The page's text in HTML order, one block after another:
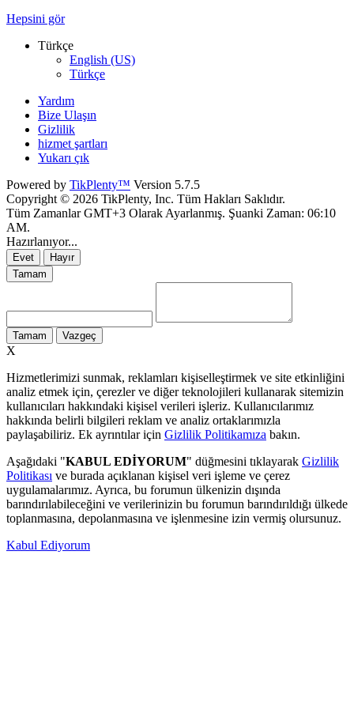
Hepsini gör
Türkçe
English (US)
Türkçe
Yardım
Bize Ulaşın
Gizlilik
hizmet şartları
Yukarı çık
Powered by TikPlenty™ Version 5.7.5
Copyright © 2026 TikPlenty, Inc. Tüm Hakları Saklıdır.
Tüm Zamanlar GMT+3 Olarak Ayarlanmış. Şuanki Zaman: 06:10
AM.
Hazırlanıyor...
Evet
Hayır
Tamam
Tamam Vazgeç
X
Hizmetlerimizi sunmak, reklamları kişiselleştirmek ve site etkinliğini
analiz etmek için, çerezler ve diğer teknolojileri kullanarak sitemizin
kullanıcıları hakkındaki kişisel verileri işleriz. Kullanıcılarımız
hakkında belirli bilgileri reklam ve analiz ortaklarımızla
paylaşabiliriz. Ek ayrıntılar için Gizlilik Politikamıza bakın.
Aşağıdaki "KABUL EDİYORUM" düğmesini tıklayarak Gizlilik
Politikası ve burada açıklanan kişisel veri işleme ve çerez
uygulamalarımız. Ayrıca, bu forumun ülkenizin dışında
barındırılabileceğini ve verilerinizin bu forumun barındırıldığı ülkede
toplanmasına, depolanmasına ve işlenmesine izin vermiş olursunuz.
Kabul Ediyorum